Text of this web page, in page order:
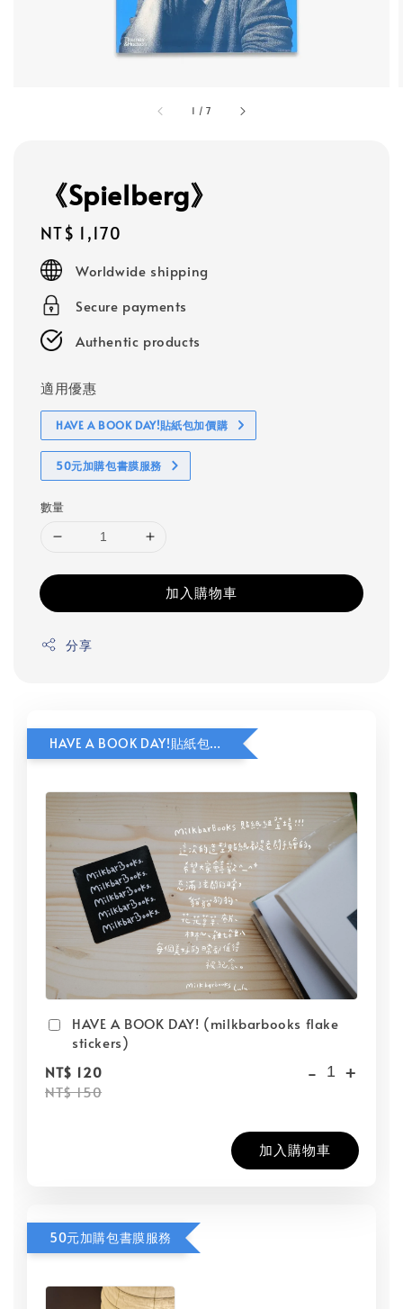
1 /7
《Spielberg》
Regular
price
NT$ 1,170
Worldwide shipping
Secure payments
Authentic products
適用優惠
HAVE A BOOK DAY!貼紙包加價購
50元加購包書膜服務
數量
加入購物車
分享
HAVE A BOOK DAY!貼紙包加價購
HAVE A BOOK DAY! (milkbarbooks flake
stickers)
NT$ 120
NT$ 150
- +
加入購物車
50元加購包書膜服務